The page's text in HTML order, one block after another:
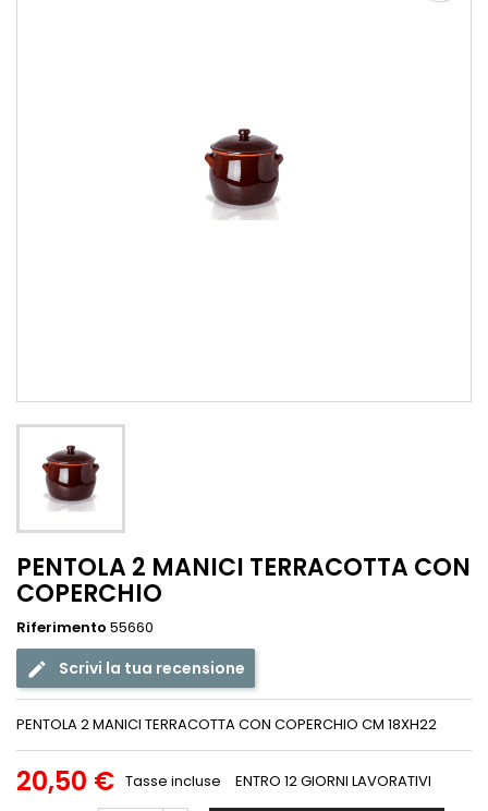
PENTOLA 2 MANICI TERRACOTTA CON
COPERCHIO
Riferimento 55660
Scrivi la tua recensione
PENTOLA 2 MANICI TERRACOTTA CON COPERCHIO CM 18XH22
20,50 € Tasse incluse ENTRO 12 GIORNI LAVORATIVI